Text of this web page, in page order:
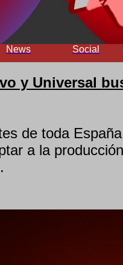
News Social
y Universal
de toda
a la